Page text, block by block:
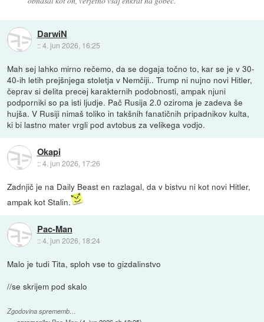
DarwiN
::4. jun 2026, 16:25
Mah sej lahko mirno rečemo, da se dogaja točno to, kar se je v 30-
40-ih letih prejšnjega stoletja v Nemčiji.. Trump ni nujno novi Hitler,
čeprav si delita precej karakternih podobnosti, ampak njuni
podporniki so pa isti ljudje. Pač Rusija 2.0 oziroma je zadeva še
hujša. V Rusiji nimaš toliko in takšnih fanatičnih pripadnikov kulta,
ki bi lastno mater vrgli pod avtobus za velikega vodjo.
Okapi
::4. jun 2026, 17:26
Zadnjič je na Daily Beast en razlagal, da v bistvu ni kot novi Hitler,
ampak kot Stalin.
Pac-Man
::4. jun 2026, 18:24
Malo je tudi Tita, sploh vse to gizdalinstvo
//se skrijem pod skalo
Zgodovina sprememb…